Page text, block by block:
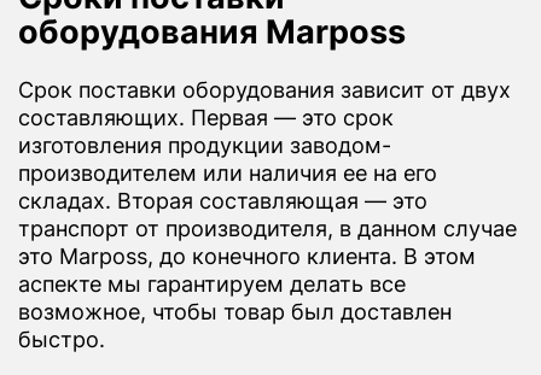
оборудования Marposs
Срок поставки оборудования зависит от двух
составляющих. Первая — это срок
изготовления продукции заводом-
производителем или наличия ее на его
складах. Вторая составляющая — это
транспорт от производителя, в данном случае
это Marposs, до конечного клиента. В этом
аспекте мы гарантируем делать все
возможное, чтобы товар был доставлен
быстро.